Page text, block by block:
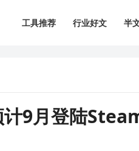
工具推荐 行业好文 半
9月登陆